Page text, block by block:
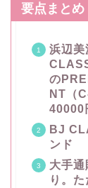
要点まとめ
浜辺美
の
NT（
40000
BJ
ンド
大手
り。